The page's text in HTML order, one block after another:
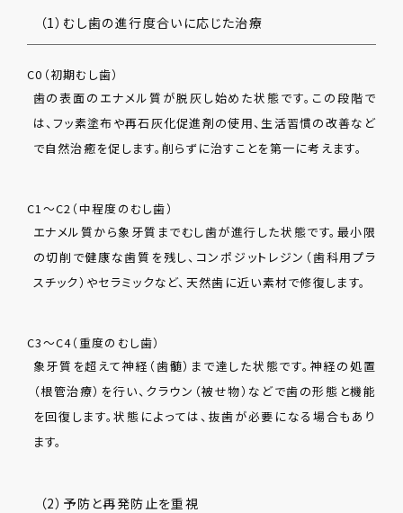
（1）むし歯の進行度合いに応じた治療
C0（初期むし歯）
歯の表面のエナメル質が脱灰し始めた状態です。この段階で
は、フッ素塗布や再石灰化促進剤の使用、生活習慣の改善など
で自然治癒を促します。削らずに治すことを第一に考えます。
C1〜C2（中程度のむし歯）
エナメル質から象牙質までむし歯が進行した状態です。最小限
の切削で健康な歯質を残し、コンポジットレジン（歯科用プラ
スチック）やセラミックなど、天然歯に近い素材で修復します。
C3〜C4（重度のむし歯）
象牙質を超えて神経（歯髄）まで達した状態です。神経の処置
（根管治療）を行い、クラウン（被せ物）などで歯の形態と機能
を回復します。状態によっては、抜歯が必要になる場合もあり
ます。
（2）予防と再発防止を重視